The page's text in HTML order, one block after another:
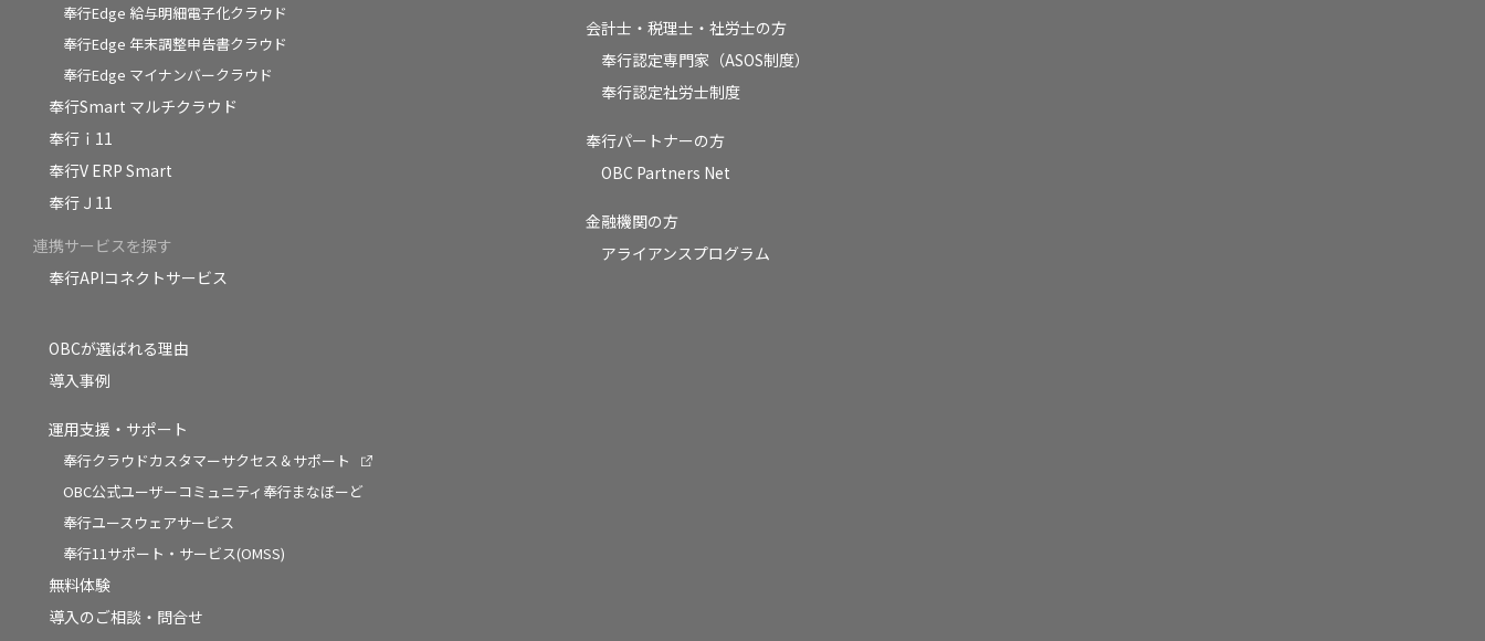
奉行Edge 給与明細電子化クラウド
奉行Edge 年末調整申告書クラウド
奉行Edge マイナンバークラウド
奉行Smart マルチクラウド
奉行ｉ11
奉行V ERP Smart
奉行Ｊ11
連携サービスを探す
奉行APIコネクトサービス
OBCが選ばれる理由
導入事例
運用支援・サポート
奉行クラウドカスタマーサクセス＆サポート
OBC公式ユーザーコミュニティ奉行まなぼーど
奉行ユースウェアサービス
奉行11サポート・サービス(OMSS)
無料体験
導入のご相談・問合せ
会計士・税理士・社労士の方
奉行認定専門家（ASOS制度）
奉行認定社労士制度
奉行パートナーの方
OBC Partners Net
金融機関の方
アライアンスプログラム